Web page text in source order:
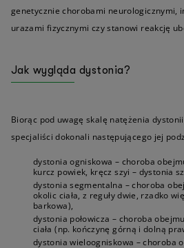
genetycznie chorobami neurologicznymi,
urazami fizycznymi czy stanowi reakcję
Jak wygląda dystonia?
Biorąc pod uwagę skalę natężenia
specjaliści dokonali następującego jej
dystonia ogniskowa – choroba
kurcz powiek, kręcz szyi – dystonia
dystonia segmentalna – choroba
okolic ciała, z reguły dwie, rzadko
barkowa),
dystonia połowicza – choroba
ciała (np. kończynę górną i dolną
dystonia wieloogniskowa – choroba